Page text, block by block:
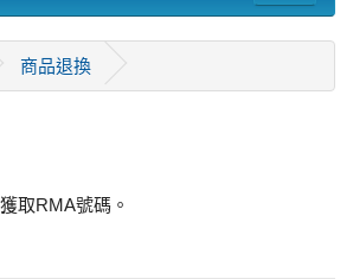
商品退換
取RMA號碼。